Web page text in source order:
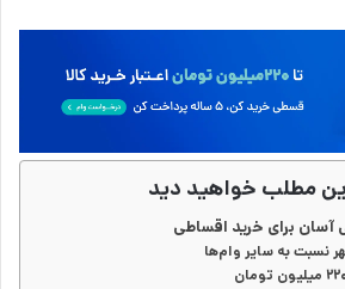
مطلب خواهید دید
آسان برای خرید اقساطی
نسبت به سایر وام‌ها